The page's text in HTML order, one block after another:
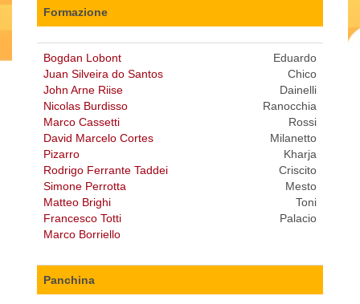
Formazione
Bogdan Lobont
Juan Silveira do Santos
John Arne Riise
Nicolas Burdisso
Marco Cassetti
David Marcelo Cortes
Pizarro
Rodrigo Ferrante Taddei
Simone Perrotta
Matteo Brighi
Francesco Totti
Marco Borriello
Eduardo
Chico
Dainelli
Ranocchia
Rossi
Milanetto
Kharja
Criscito
Mesto
Toni
Palacio
Panchina